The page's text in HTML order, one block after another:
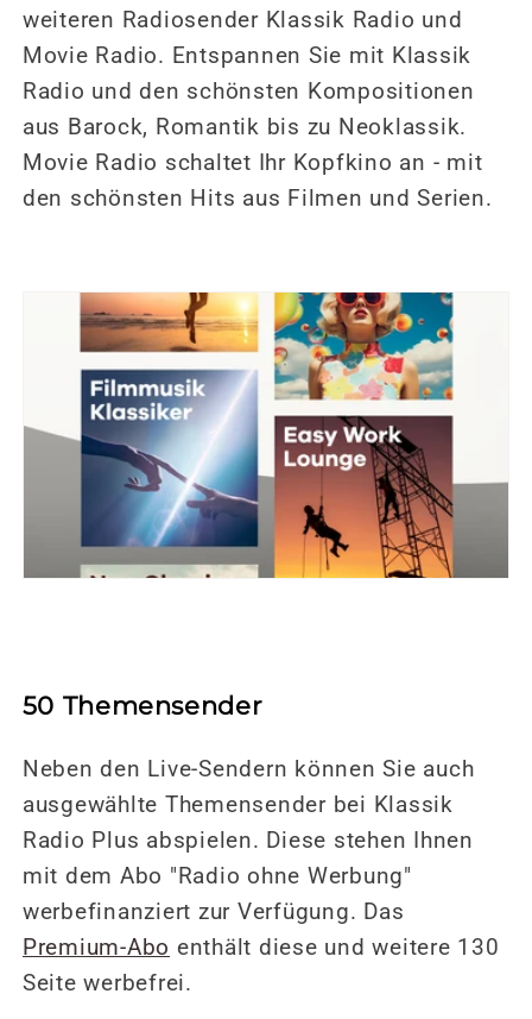
weiteren Radiosender Klassik Radio und
Movie Radio. Entspannen Sie mit Klassik
Radio und den schönsten Kompositionen
aus Barock, Romantik bis zu Neoklassik.
Movie Radio schaltet Ihr Kopfkino an - mit
den schönsten Hits aus Filmen und Serien.
50 Themensender
Neben den Live-Sendern können Sie auch
ausgewählte Themensender bei Klassik
Radio Plus abspielen. Diese stehen Ihnen
mit dem Abo "Radio ohne Werbung"
werbefinanziert zur Verfügung. Das
Premium-Abo enthält diese und weitere 130
Seite werbefrei.